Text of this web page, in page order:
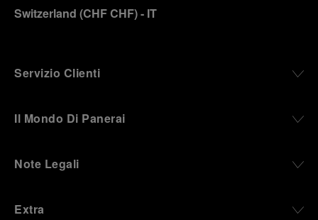
Switzerland (CHF CHF)- IT
Servizio Clienti
Il Mondo Di Panerai
Note Legali
Extra